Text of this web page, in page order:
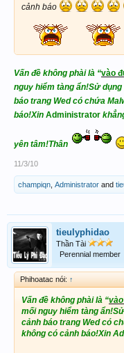
cảnh báo
Vấn đề không phài là “vào
nguy hiểm tàng ẩn!Sử
báo trang Wed có chứa
báo!Xin Administrator
yên tâm!Thân
11/3/10
champiqn Administrator and
tieulyphidao
Thần Tài
Perennial member
Phihoatac nói: ↑
Vấn đề không phài là “
mối nguy hiểm tàng
cảnh báo trang Wed có
không có cảnh báo!Xin